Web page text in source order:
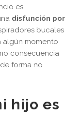
es
disfunción por
bucales
algún momento
consecuencia
forma no
hijo es